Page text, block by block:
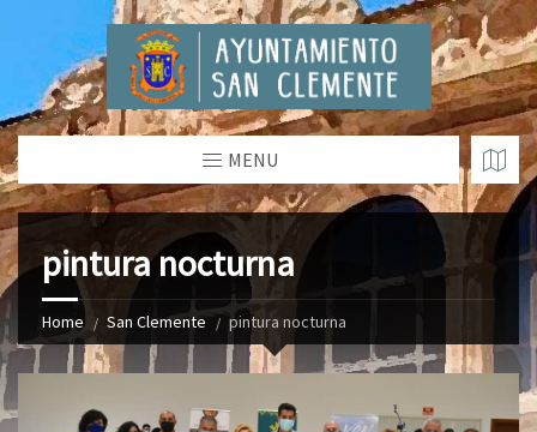
MENU
pintura nocturna
Home San Clemente pintura nocturna